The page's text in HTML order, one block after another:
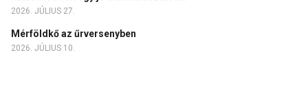
2026. JÚLIUS 27.
Mérföldkő az űrversenyben
2026. JÚLIUS 10.